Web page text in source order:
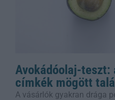
Avokádóolaj-teszt:
címkék mögött
A vásárlók gyakran drága